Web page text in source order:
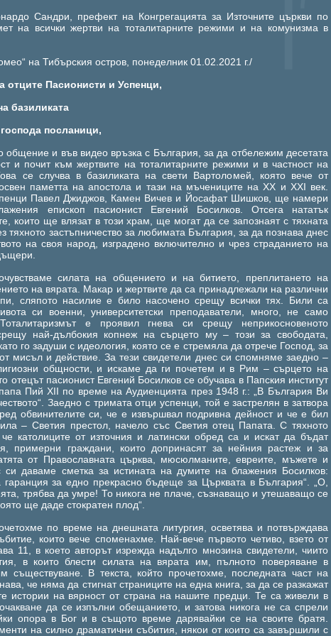
Сандри, префект на Конгрегацията за Източните църкви по
на всички жертви на тоталитарните режими и на комунизма в
на Тибърския остров, понеделник 01.02.2021 г./
отците Пасионисти и Успенци,
базиликата
посланици,
и във видео връзка с България, за да отбележим десетата
и почит към жертвите на тоталитарните режими и в частност на
се случва в базиликата на свети Вартоломей, която вече от
паметта на апостола и тази на мъчениците на XX и XXI век.
Павел Джиджов, Камен Вичев и Йосафат Шишков, ще намери
епископ пасионист Евгений Босилков. Отсега нататък
които ще влязат в този храм, ще могат да се запознаят с тяхната
тяхното застъпничество за любимата България, за да познава днес
на своя народ, изградено включително и чрез страданието на
силата на общението и на битието, преплитането на
на вярата. Макар и жертвите да са принадлежали на различни
сляпото насилие е било насочено срещу всички тях. Били са
си военни, университетски преподаватели, много, не само
е проявил гнева си срещу неприкосновеното
най-дълбокия копнеж на сърцето му – този за свободата,
го задуши с идеология, която се е стремяла да отрече Господ, за
мисъл и действие. За тези свидетели днес си спомняме заедно –
общности, и искаме да ги почетем и в Рим – сърцето на
отецът пасионист Евгений Босилков се обучава в Папския институт
Пий XII по време на Аудиенцията през 1948 г.: „В България Ви
Заедно с тримата отци успенци, той е застрелян в затвора
обвинителите си, че е извършвал подривна дейност и че е бил
– Светия престол, начело със Светия отец Папата. С тяхното
католиците от източния и латински обред са и искат да бъдат
примерни граждани, които допринасят за нейния растеж и за
от Православната църква, мюсюлманите, евреите, мъжете и
даваме сметка за истината на думите на блажения Босилков:
гаранция за едно прекрасно бъдеще за Църквата в България“. „О,
трябва да умре! То никога не плаче, съзнаващо и утешаващо се
ще даде стократен плод“.
по време на днешната литургия, осветява и потвърждава
които вече споменахме. Най-вече първото четиво, взето от
11, в което авторът изрежда надълго мнозина свидетели, чиито
в които блести силата на вярата им, пълното поверяване в
В текста, който прочетохме, последната част на
че няма да стигнат страниците на една книга, за да се разкажат
истории на вярност от страна на нашите предци. Те са живели в
да се изпълни обещанието, и затова никога не са спрели
опора в Бог и в същото време дарявайки се на своите братя.
на силно драматични събития, някои от които са завършили с